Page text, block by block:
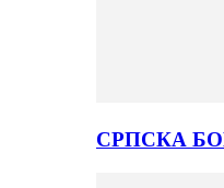
СРПСКА